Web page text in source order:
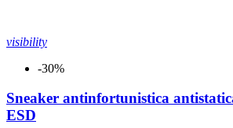
visibility
-30%
Sneaker antinfortunistica
ESD